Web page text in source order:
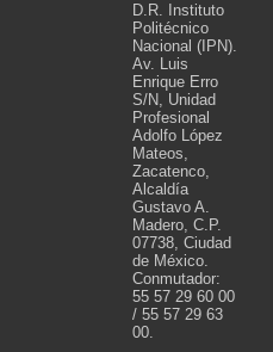
D.R. Instituto
Politécnico
Nacional (IPN).
Av. Luis
Enrique Erro
S/N, Unidad
Profesional
Adolfo López
Mateos,
Zacatenco,
Alcaldía
Gustavo A.
Madero, C.P.
07738, Ciudad
de México.
Conmutador:
55 57 29 60 00
/ 55 57 29 63
00.